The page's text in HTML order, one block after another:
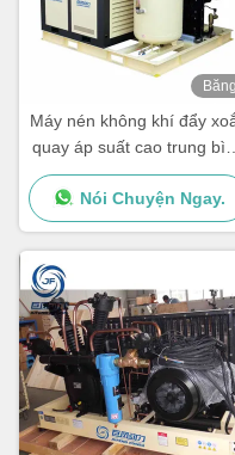
Băng
hình
Máy nén không khí đẩy
quay áp suất cao trung bình
cho công nghiệp 1380-
1280kg Capacity
Displacement 4-12 m3/min
Nói Chuyện Ngay.